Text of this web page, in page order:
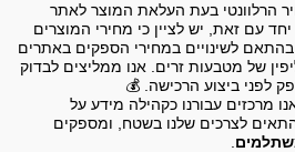
הרלוונטי בעת העלאת המוצר לאתר
עם זאת, יש לציין כי מחירי המוצרים
לשינויים במחירי הספקים באתרים
של מטבעות זרים. אנו ממליצים לבדוק
ביצוע הרכישה. 💰
מרכזים עבורנו כקהילה מידע על
לצרכים שלנו בשטח, ומספקים
.